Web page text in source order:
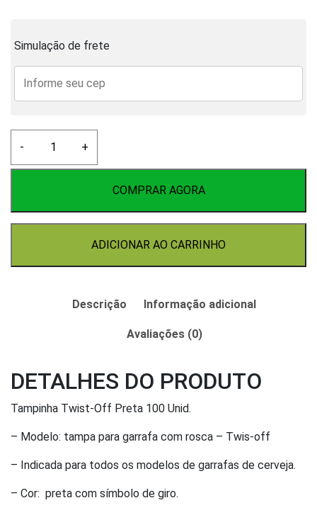
Simulação de frete
-
Twist-
Off
Unid.
+
COMPRAR AGORA
ADICIONAR AO CARRINHO
Descrição Informação adicional
Avaliações (0)
DETALHES DO PRODUTO
Tampinha Twist-Off Preta 100 Unid.
– Modelo: tampa para garrafa com rosca – Twis-off
– Indicada para todos os modelos de garrafas de cerveja.
– Cor: preta com símbolo de giro.